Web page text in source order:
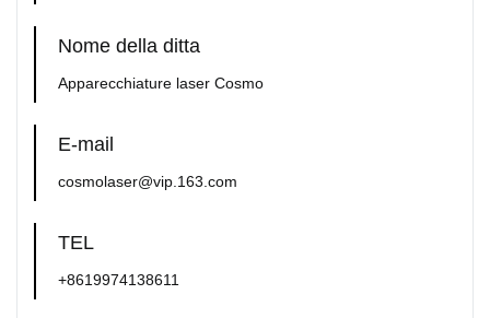
Nome della ditta
Apparecchiature laser Cosmo
E-mail
cosmolaser@vip.163.com
TEL
+8619974138611